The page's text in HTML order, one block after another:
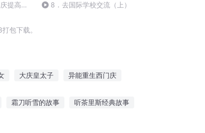
提高班
8．去国际学校交流（上）
包下载。
大庆皇太子 异能重生西门庆
霜刀听雪的故事 听茶里斯经典故事